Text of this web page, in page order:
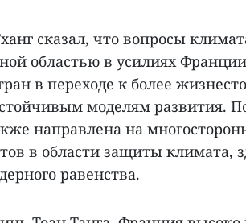
сказал, что вопросы
областью в усилиях
в переходе к более
моделям развития.
направлена на
в области защиты климата,
равенства.